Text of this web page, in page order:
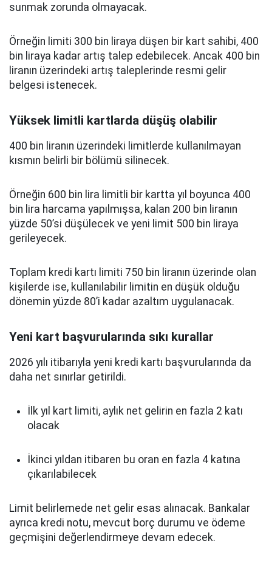
sunmak zorunda olmayacak.
Örneğin limiti 300 bin liraya düşen bir kart sahibi, 400
bin liraya kadar artış talep edebilecek. Ancak 400 bin
liranın üzerindeki artış taleplerinde resmi gelir
belgesi istenecek.
Yüksek limitli kartlarda düşüş olabilir
400 bin liranın üzerindeki limitlerde kullanılmayan
kısmın belirli bir bölümü silinecek.
Örneğin 600 bin lira limitli bir kartta yıl boyunca 400
bin lira harcama yapılmışsa, kalan 200 bin liranın
yüzde 50’si düşülecek ve yeni limit 500 bin liraya
gerileyecek.
Toplam kredi kartı limiti 750 bin liranın üzerinde olan
kişilerde ise, kullanılabilir limitin en düşük olduğu
dönemin yüzde 80’i kadar azaltım uygulanacak.
Yeni kart başvurularında sıkı kurallar
2026 yılı itibarıyla yeni kredi kartı başvurularında da
daha net sınırlar getirildi.
İlk yıl kart limiti, aylık net gelirin en fazla 2 katı
olacak
İkinci yıldan itibaren bu oran en fazla 4 katına
çıkarılabilecek
Limit belirlemede net gelir esas alınacak. Bankalar
ayrıca kredi notu, mevcut borç durumu ve ödeme
geçmişini değerlendirmeye devam edecek.